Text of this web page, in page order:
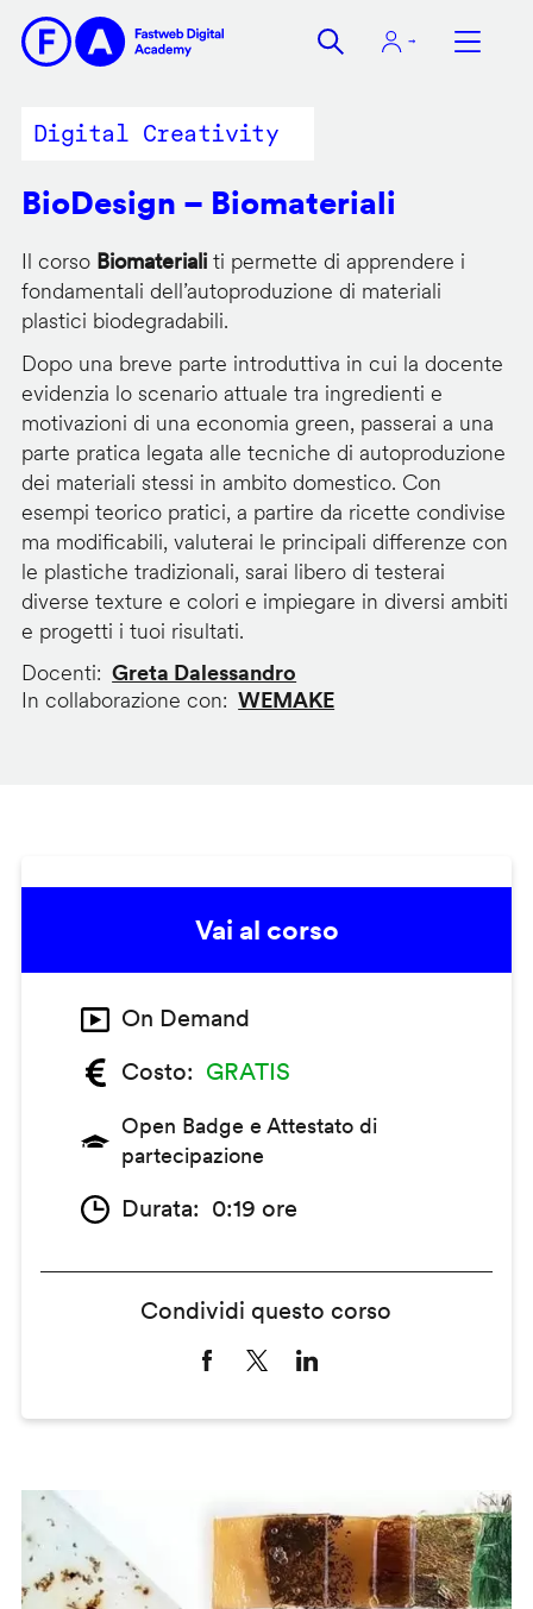
contenuto
Digital Creativity
BioDesign – Biomateriali
Il corso Biomaterialiti permette di apprendere i
fondamentali dell’autoproduzione di materiali
plastici biodegradabili.
Dopo una breve parte introduttiva in cui la docente
evidenzia lo scenario attuale tra ingredienti e
motivazioni di una economia green, passerai a una
parte pratica legata alle tecniche di autoproduzione
dei materiali stessi in ambito domestico. Con
esempi teorico pratici, a partire da ricette condivise
ma modificabili, valuterai le principali differenze con
le plastiche tradizionali, sarai libero di testerai
diverse texture e colori e impiegare in diversi ambiti
e progetti i tuoi risultati.
Docenti
Greta Dalessandro
In collaborazione con
WEMAKE
Vai al corso
On Demand
Costo
GRATIS
Open Badge e Attestato di
partecipazione
Durata 0:19 ore
Condividi questo corso